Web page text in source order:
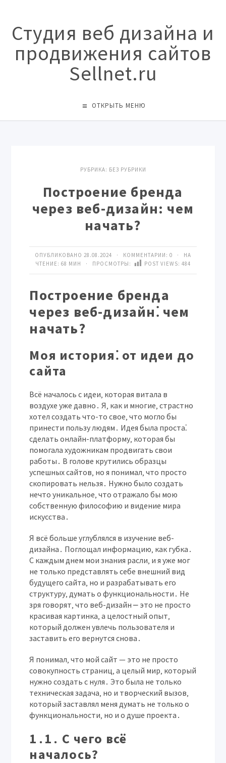
Студия веб дизайна и
продвижения сайтов
Sellnet.ru
ОТКРЫТЬ МЕНЮ
РУБРИКА: БЕЗ РУБРИКИ
Построение бренда
через веб-дизайн: чем
начать?
ОПУБЛИКОВАНО 28.08.2024 · КОММЕНТАРИИ: 0 · НА
ЧТЕНИЕ: 68 МИН · ПРОСМОТРЫ:
POST VIEWS: 484
Построение бренда
через веб-дизайн⁚ чем
начать?
Моя история⁚ от идеи до
сайта
Всё началось с идеи‚ которая витала в
воздухе уже давно․ Я‚ как и многие‚ страстно
хотел создать что-то свое‚ что могло бы
принести пользу людям․ Идея была проста⁚
сделать онлайн-платформу‚ которая бы
помогала художникам продвигать свои
работы․ В голове крутились образцы
успешных сайтов‚ но я понимал‚ что просто
скопировать нельзя․ Нужно было создать
нечто уникальное‚ что отражало бы мою
собственную философию и видение мира
искусства․
Я всё больше углублялся в изучение веб-
дизайна․ Поглощал информацию‚ как губка․
С каждым днем мои знания расли‚ и я уже мог
не только представлять себе внешний вид
будущего сайта‚ но и разрабатывать его
структуру‚ думать о функциональности․ Не
зря говорят‚ что веб-дизайн ⎼ это не просто
красивая картинка‚ а целостный опыт‚
который должен увлечь пользователя и
заставить его вернутся снова․
Я понимал‚ что мой сайт — это не просто
совокупность страниц‚ а целый мир‚ который
нужно создать с нуля․ Это была не только
техническая задача‚ но и творческий вызов‚
который заставлял меня думать не только о
функциональности‚ но и о душе проекта․
1․1․ С чего всё
началось?